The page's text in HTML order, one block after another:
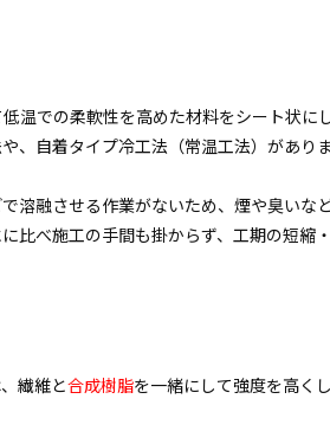
温での柔軟性を高めた材料をシート状に
、自着タイプ冷工法（常温工法）がありま
溶融させる作業がないため、煙や臭いな
比べ施工の手間も掛からず、工期の短縮
繊維と合成樹脂を一緒にして強度を高く